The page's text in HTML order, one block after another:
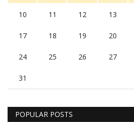
10 11 12 13
17 18 19 20
24 25 26 27
31
POPULAR POSTS